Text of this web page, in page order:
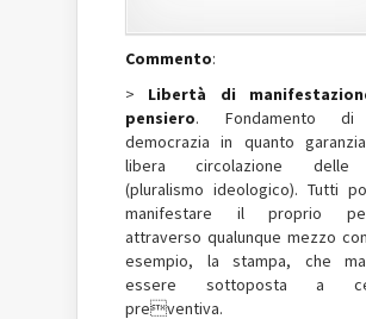
Commento:
> Libertà di
pensiero. Fondamento di
democrazia in quanto
libera circolazione delle
(pluralismo ideologico). Tutti
manifestare il proprio
attraverso qualunque mezzo
esempio, la stampa, che
essere sottoposta a
preventiva.